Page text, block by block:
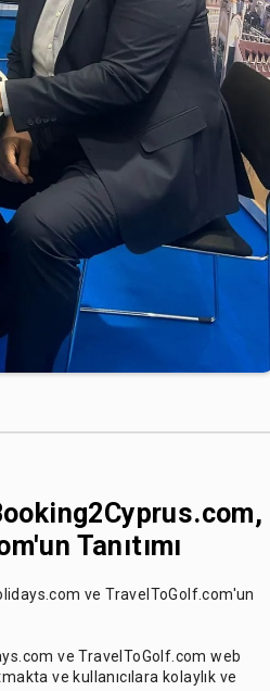
Tanıtımı
ve TravelToGolf.com'un
ve TravelToGolf.com web
ve kullanıcılara kolaylık ve